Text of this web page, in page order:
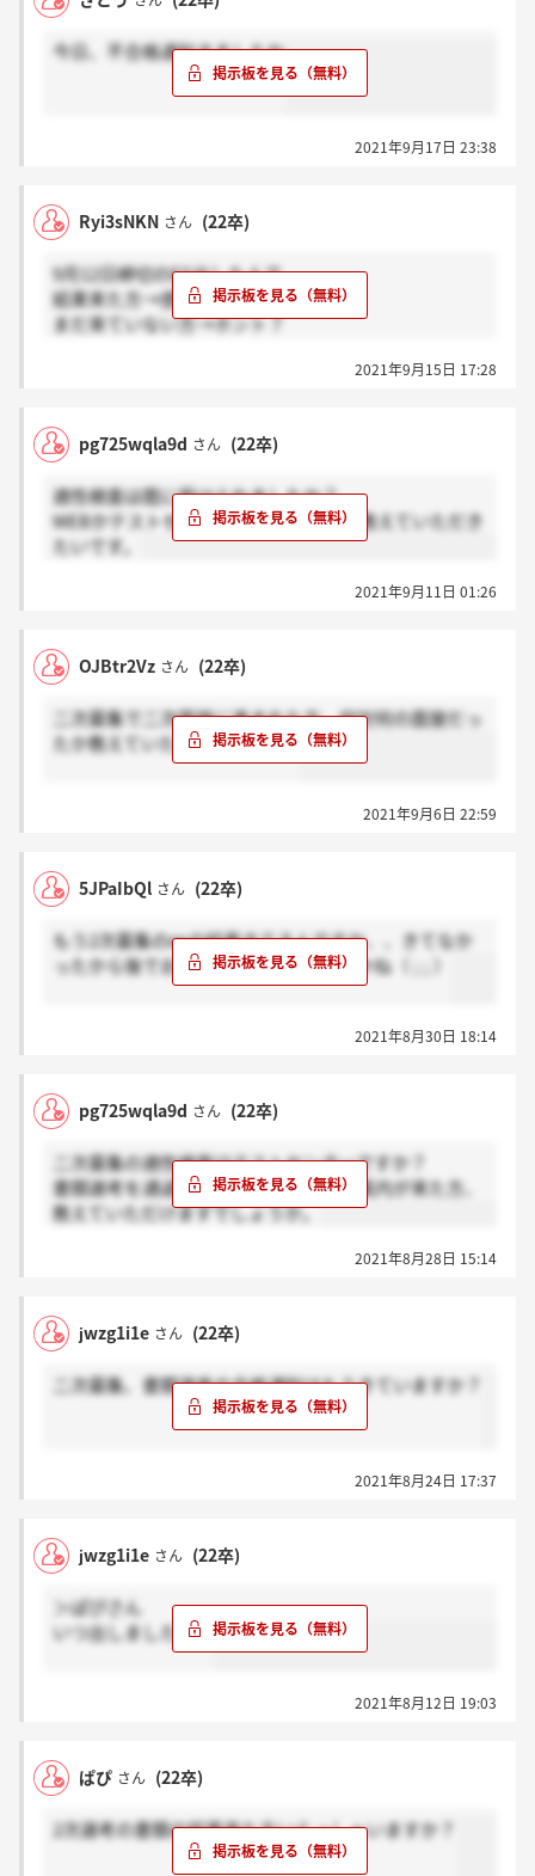
今日、不合格通知きましたね
2021年9月17日 23:38
Ryi3sNKN さん (22卒)
9月12日締切のES出した人で
結果来た方→感謝
まだ来ていない方→ホント？
2021年9月15日 17:28
pg725wqla9d さん (22卒)
適性検査は既に受けられましたか？
WEBかテストセンターどっちだったか教えていただき
たいです。
2021年9月11日 01:26
OJBtr2Vz さん (22卒)
二次募集で二次面接に進まれた方、何対何の面接だっ
たか教えていただきたいです。
2021年9月6日 22:59
5JPaIbQl さん (22卒)
もう2次募集のesの結果きてるんですか、、きてなか
ったから後でお祈りメールくるんですかね（ ; ; ）
2021年8月30日 18:14
pg725wqla9d さん (22卒)
二次募集の適性検査はテストセンターですか？
書類選考を通過された方で適性検査の案内が来た方、
教えていただけますでしょうか。
2021年8月28日 15:14
jwzg1i1e さん (22卒)
二次募集、書類選考の合格通知はもうきていますか？
2021年8月24日 17:37
jwzg1i1e さん (22卒)
＞ぱぴさん
いつ出しましたか？
2021年8月12日 19:03
ぱぴ さん (22卒)
2次選考の書類の結果来た方いらっしゃいますか？